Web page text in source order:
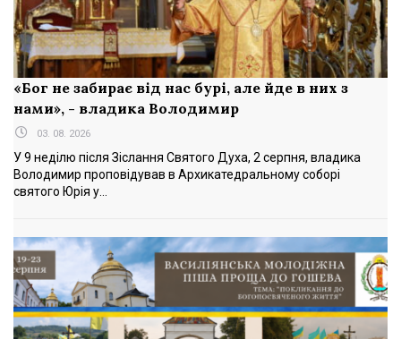
«Бог не забирає від нас бурі, але йде в них з
нами», - владика Володимир
03. 08. 2026
У 9 неділю після Зіслання Святого Духа, 2 серпня, владика
Володимир проповідував в Архикатедральному соборі
святого Юрія у...